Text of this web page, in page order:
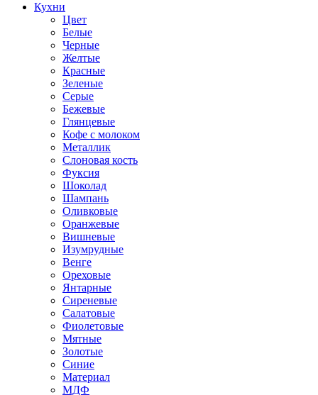
Кухни
Цвет
Белые
Черные
Желтые
Красные
Зеленые
Серые
Бежевые
Глянцевые
Кофе с молоком
Металлик
Слоновая кость
Фуксия
Шоколад
Шампань
Оливковые
Оранжевые
Вишневые
Изумрудные
Венге
Ореховые
Янтарные
Сиреневые
Салатовые
Фиолетовые
Мятные
Золотые
Синие
Материал
МДФ